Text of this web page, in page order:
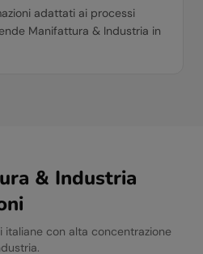
adattati ai processi
Manifattura & Industria in
& Industria
con alta concentrazione
.